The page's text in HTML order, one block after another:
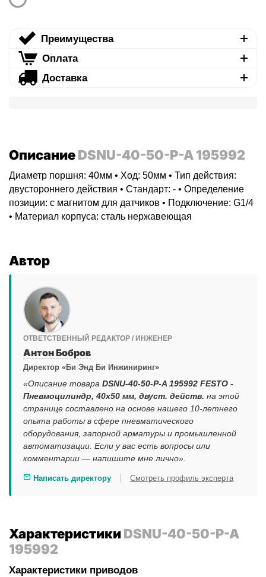
Преимущества
Оплата
Доставка
ОписаниеDSNU-40-50-P-A 195992
Диаметр поршня: 40мм • Ход: 50мм • Тип действия:
двустороннего действия • Стандарт: - • Определение
позиции: с магнитом для датчиков • Подключение: G1/4
• Материал корпуса: сталь нержавеющая
Автор
ОТВЕТСТВЕННЫЙ РЕДАКТОР / ИНЖЕНЕР
Антон Бобров
Директор «Би Энд Би Инжиниринг»
«Описание товара DSNU-40-50-P-A 195992 FESTO -
Пневмоцилиндр, 40x50 мм, двуст. действ. на этой
странице составлено на основе нашего 10-летнего
опыта работы в сфере пневматического
оборудования, запорной арматуры и промышленной
автоматизации. Если у вас есть вопросы или
комментарии — напишите мне лично».
Написать директору Смотреть профиль эксперта
ХарактеристикиDSNU-40-50-P-A
195992
Характеристики приводов